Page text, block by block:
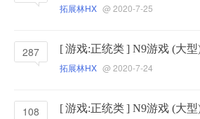
拓展林HX @ 2020-7-25
287 [游戏:正统类] N9游戏 (大型
拓展林HX @ 2020-7-24
108 [游戏:正统类] N9游戏 (大型